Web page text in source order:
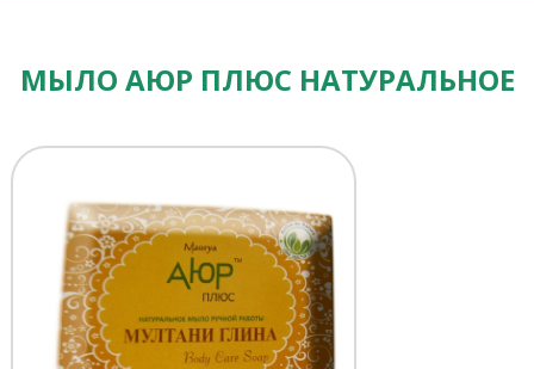
МЫЛО АЮР ПЛЮС НАТУРАЛЬНОЕ